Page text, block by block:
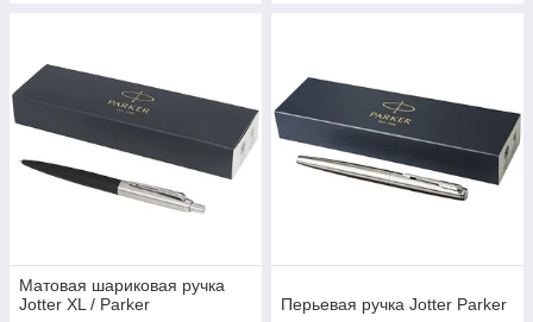
Матовая шариковая ручка
Jotter XL / Parker
Перьевая ручка Jotter Parker